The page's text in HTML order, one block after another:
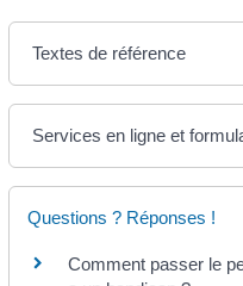
Textes de référence
Services en ligne et
Questions ? Réponses !
Comment passer le